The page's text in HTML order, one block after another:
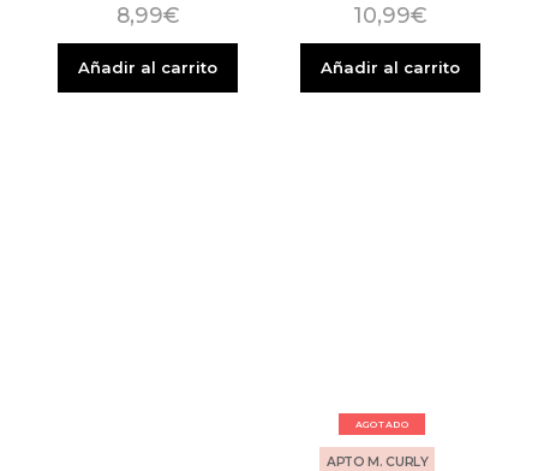
8,99€
Añadir al carrito
10,99€
Añadir al carrito
AGOTADO
APTO M. CURLY